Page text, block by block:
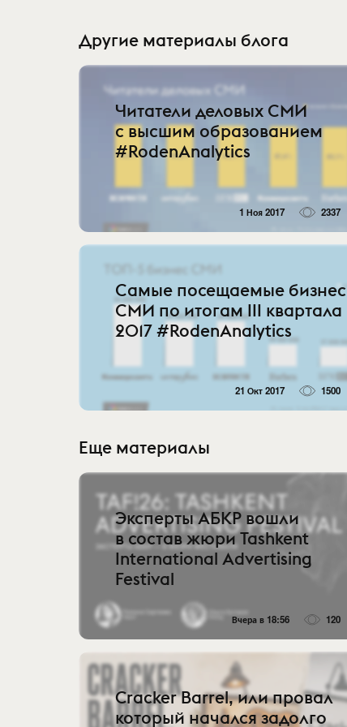
Другие материалы блога
Читатели деловых СМИ
с высшим образованием
#RodenAnalytics
1 Ноя 2017 2337
Самые посещаемые бизнес
СМИ по итогам III квартала
2017 #RodenAnalytics
21 Окт 2017 1500
Еще материалы
Эксперты АБКР вошли
в состав жюри Tashkent
International Advertising
Festival
Вчера в 18:56 120
Cracker Barrel, или провал
который начался задолго